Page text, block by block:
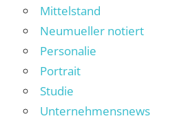
Mittelstand
Neumueller notiert
Personalie
Portrait
Studie
Unternehmensnews